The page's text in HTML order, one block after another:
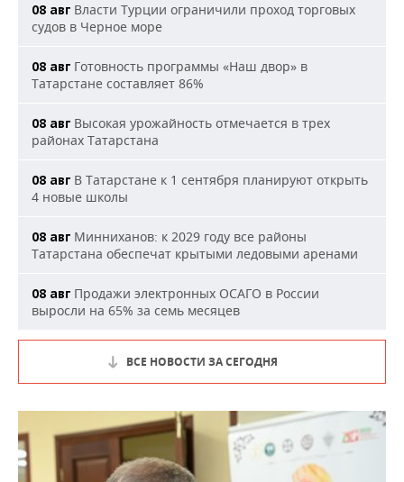
08 авг Власти Турции ограничили проход торговых
судов в Черное море
08 авг Готовность программы «Наш двор» в
Татарстане составляет 86%
08 авг Высокая урожайность отмечается в трех
районах Татарстана
08 авг В Татарстане к 1 сентября планируют открыть
4 новые школы
08 авг Минниханов: к 2029 году все районы
Татарстана обеспечат крытыми ледовыми аренами
08 авг Продажи электронных ОСАГО в России
выросли на 65% за семь месяцев
ВСЕ НОВОСТИ ЗА СЕГОДНЯ